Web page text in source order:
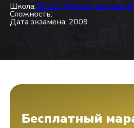
Школа:ГБНОУ «Президентский
Сложность:
Дата экзамена: 2009
Бесплатный